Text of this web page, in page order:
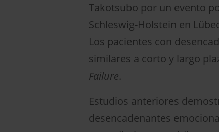
Takotsubo por un evento
Schleswig-Holstein en
Los pacientes con
similares a corto y largo
Failure.
Estudios anteriores
desencadenantes